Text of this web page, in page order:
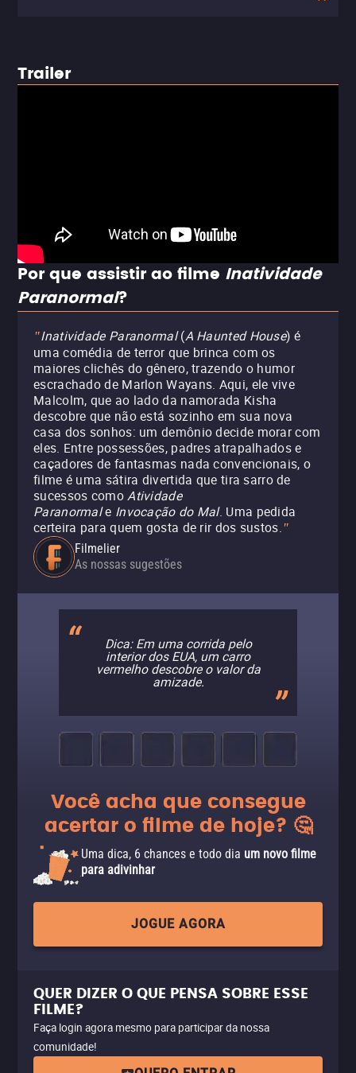
Trailer
Por que assistir ao filme Inatividade
Paranormal?
"Inatividade Paranormal(A Haunted House) é
uma comédia de terror que brinca com os
maiores clichês do gênero, trazendo o humor
escrachado de Marlon Wayans. Aqui, ele vive
Malcolm, que ao lado da namorada Kisha
descobre que não está sozinho em sua nova
casa dos sonhos: um demônio decide morar com
eles. Entre possessões, padres atrapalhados e
caçadores de fantasmas nada convencionais, o
filme é uma sátira divertida que tira sarro de
sucessos comoAtividade
Paranormale Invocação do Mal. Uma pedida
certeira para quem gosta de rir dos sustos."
Filmelier
As nossas sugestões
Dica: Em uma corrida pelo
interior dos EUA, um carro
vermelho descobre o valor da
amizade.
Você acha que consegue
acertar o filme de hoje? 🤔
Uma dica, 6 chances e todo dia um novo filme
para adivinhar
JOGUE AGORA
QUER DIZER O QUE PENSA SOBRE ESSE
FILME?
Faça login agora mesmo para participar da nossa
comunidade!